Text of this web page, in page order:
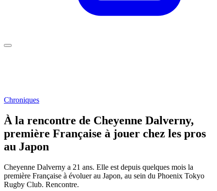
Chroniques
À la rencontre de Cheyenne Dalverny,
première Française à jouer chez les pros
au Japon
Cheyenne Dalverny a 21 ans. Elle est depuis quelques mois la
première Française à évoluer au Japon, au sein du Phoenix Tokyo
Rugby Club. Rencontre.